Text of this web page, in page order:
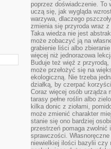
poprzez doświadczenie. To
uczą się, jak wygląda
warzywa, dlaczego
zmienia się przyroda wraz
Taka wiedza nie jest
może zobaczyć ją na
grabienie liści albo
więcej niż jednorazowa
Buduje też więź z przyrodą,
może przełożyć się na
ekologiczną. Nie trzeba
działką, by czerpać
Coraz więcej osób urządza
tarasy pełne roślin albo
kilka donic z ziołami,
może zmienić charakter
stanie się ono bardziej
przestrzeń pomaga zwolnić
sprawczości.
niewielkiej ilości bazylii czy